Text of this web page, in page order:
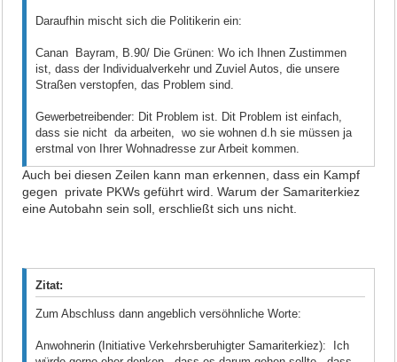
Daraufhin mischt sich die Politikerin ein:
Canan Bayram, B.90/ Die Grünen: Wo ich Ihnen Zustimmen
ist, dass der Individualverkehr und Zuviel Autos, die unsere
Straßen verstopfen, das Problem sind.
Gewerbetreibender: Dit Problem ist. Dit Problem ist einfach,
dass sie nicht da arbeiten, wo sie wohnen d.h sie müssen ja
erstmal von Ihrer Wohnadresse zur Arbeit kommen.
Auch bei diesen Zeilen kann man erkennen, dass ein Kampf
gegen private PKWs geführt wird. Warum der Samariterkiez
eine Autobahn sein soll, erschließt sich uns nicht.
Zitat:
Zum Abschluss dann angeblich versöhnliche Worte:
Anwohnerin (Initiative Verkehrsberuhigter Samariterkiez): Ich